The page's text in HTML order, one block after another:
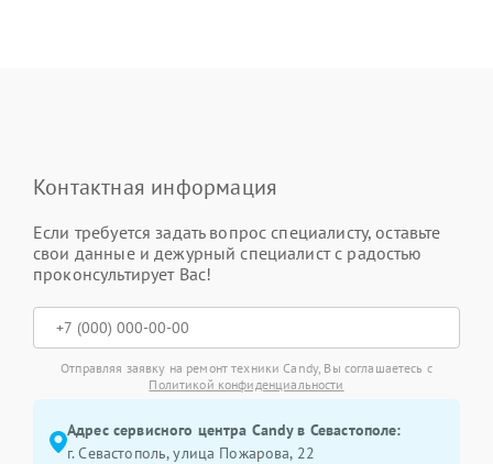
Контактная информация
Если требуется задать вопрос специалисту, оставьте
свои данные и дежурный специалист с радостью
проконсультирует Вас!
Отправляя заявку на ремонт техники Candy, Вы соглашаетесь с
Политикой конфиденциальности
Адрес сервисного центра Candy в Севастополе:
г. Севастополь, улица Пожарова, 22